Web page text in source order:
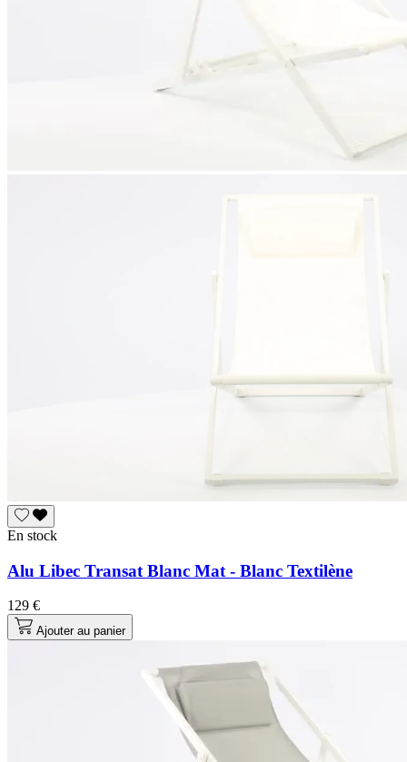
En stock
Alu Libec Transat Blanc Mat - Blanc Textilène
129 €
Ajouter au panier